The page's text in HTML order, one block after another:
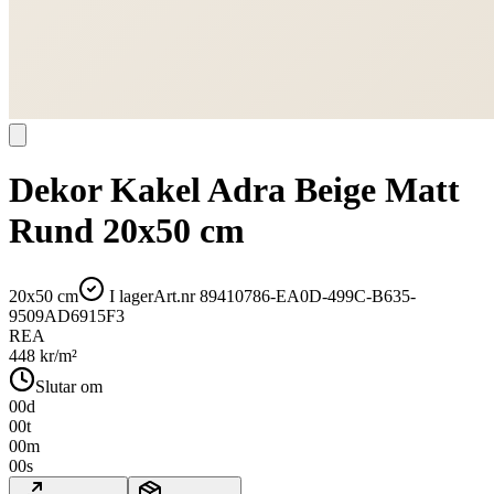
Dekor Kakel Adra Beige Matt
Rund 20x50 cm
20x50 cm I lagerArt.nr89410786-EA0D-499C-B635-
9509AD6915F3
REA
448 kr/m²
Slutar om
00d
00t
00m
00s